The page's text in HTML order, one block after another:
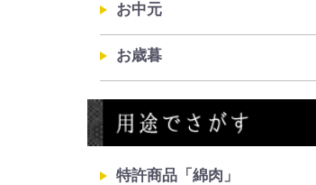
お中元
お歳暮
特許商品「綿肉」